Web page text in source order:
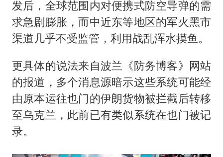
发后，全球范围内对便携式防空导弹的需
求急剧膨胀，而中近东等地区的军火黑市
渠道几乎不受监管，利用战乱浑水摸鱼。
更具体的说法来自波兰《防务博客》网站
的报道，多个消息源暗示这些系统可能经
由原本运往也门的伊朗货物被拦截后转移
至乌克兰，此前已有类似系统在也门被记
录。